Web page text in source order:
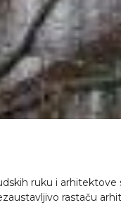
ruku i
rastaču